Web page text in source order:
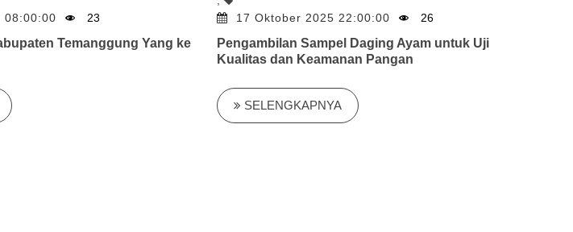
08:00:00
23
Temanggung Yang ke
17 Oktober 2025 22:00:00
26
Pengambilan Sampel Daging Ayam untuk Uji
Kualitas dan Keamanan Pangan
SELENGKAPNYA